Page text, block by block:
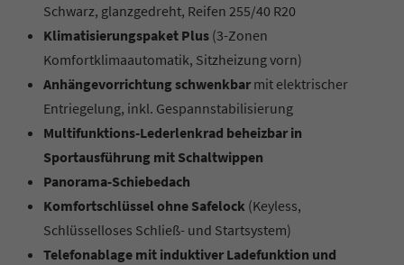
Schwarz, glanzgedreht, Reifen 255/40 R20
Klimatisierungspaket Plus (3-Zonen
Komfortklimaautomatik, Sitzheizung vorn)
Anhängevorrichtung schwenkbar mit elektrischer
Entriegelung, inkl. Gespannstabilisierung
Multifunktions-Lederlenkrad beheizbar in
Sportausführung mit Schaltwippen
Panorama-Schiebedach
Komfortschlüssel ohne Safelock (Keyless,
Schlüsselloses Schließ- und Startsystem)
Telefonablage mit induktiver Ladefunktion und